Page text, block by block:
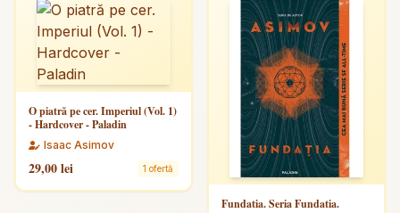
O piatră pe cer. Imperiul (Vol. 1)
- Hardcover - Paladin
Isaac Asimov
29,00 lei 1 ofertă
Fundatia. Seria Fundatia.